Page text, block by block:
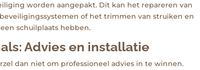
worden aangepakt. Dit kan het repareren van
of het trimmen van struiken en
schuilplaats hebben.
Advies en installatie
dan niet om professioneel advies in te winnen.